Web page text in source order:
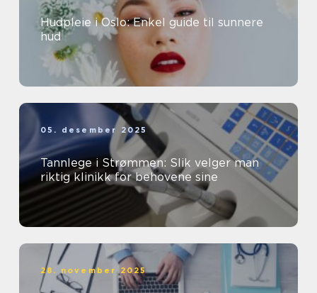
Hudpleie i Oslo: Enkel guide til sunnere
hud
05. desember 2025
Tannlege i Strømmen: Slik velger man
riktig klinikk for behovene sine
28. november 2025